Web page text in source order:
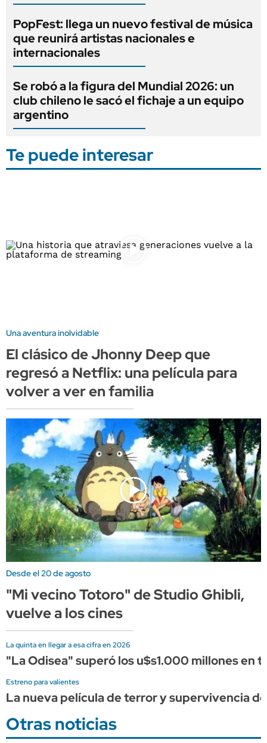
PopFest: llega un nuevo festival de música
que reunirá artistas nacionales e
internacionales
Se robó a la figura del Mundial 2026: un
club chileno le sacó el fichaje a un equipo
argentino
Te puede interesar
Una aventura inolvidable
El clásico de Jhonny Deep que
regresó a Netflix: una película para
volver a ver en familia
Desde el 20 de agosto
"Mi vecino Totoro" de Studio Ghibli,
vuelve a los cines
La quinta en llegar a esa cifra en 2026
"La Odisea" superó los u$s1.000 millones en
Estreno para valientes
La nueva película de terror y supervivencia
Otras noticias